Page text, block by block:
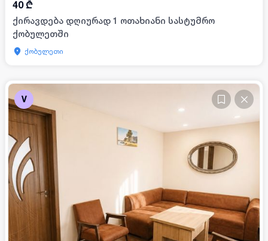
40 ₾
ქირავდება დღიურად 1 ოთახიანი სასტუმრო
ქობულეთში
ქობულეთი
V